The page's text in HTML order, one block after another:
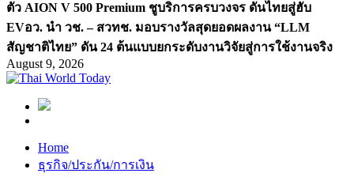
ตัว AION V 500 Premium ชูบริการครบวงจร ดันไทยสู่ฮับ
EVอว. นำ วช. – สวทช. มอบรางวัลสุดยอดผลงาน “LLM
สัญชาติไทย” ดัน 24 ต้นแบบยกระดับงานวิจัยสู่การใช้งานจริง
August 9, 2026
Home
ธุรกิจ/ประกัน/การเงิน